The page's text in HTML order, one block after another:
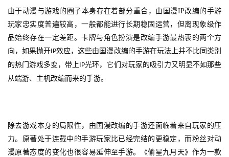
由于动漫与游戏的圈子本身存在着部分重合，由国漫IP改编的手游
玩家忠实度普遍较高，一般都能进行长期稳固运营，但离现象级作
品始终存在一定差距。卡牌与角色扮演是改编手游最热衷的两个方
向，如果抛开IP效应，这些由国漫改编的手游在玩法上并不比同类别
的热门游戏多变，带上IP光环，它们对玩家的吸引力又明显不如那些
从端游、主机改编而来的手游。
除去游戏本身的局限性，由国漫改编的手游还面临着来自玩家的压
力。原著处于连载中的手游玩家比已经完结的更稳定，而粉丝对动
漫原著态度的变化也很容易延伸至手游。《偷星九月天》作为一款